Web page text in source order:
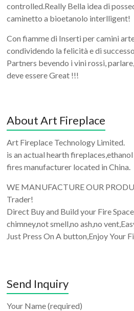
controlled.Really Bella idea di
caminetto a bioetanolo interlligent!
Con fiamme di Inserti per camini
condividendo la felicità e di
Partners bevendo i vini rossi,
deve essere Great !!!
About Art Fireplace
Art Fireplace Technology Limited.
is an actual hearth
fires manufacturer located in China.
WE MANUFACTURE OUR
Trader!
Direct Buy and Build your Fire
chimney,not smell,no ash,no
Just Press On A button,Enjoy Your
Send Inquiry
Your Name (required)